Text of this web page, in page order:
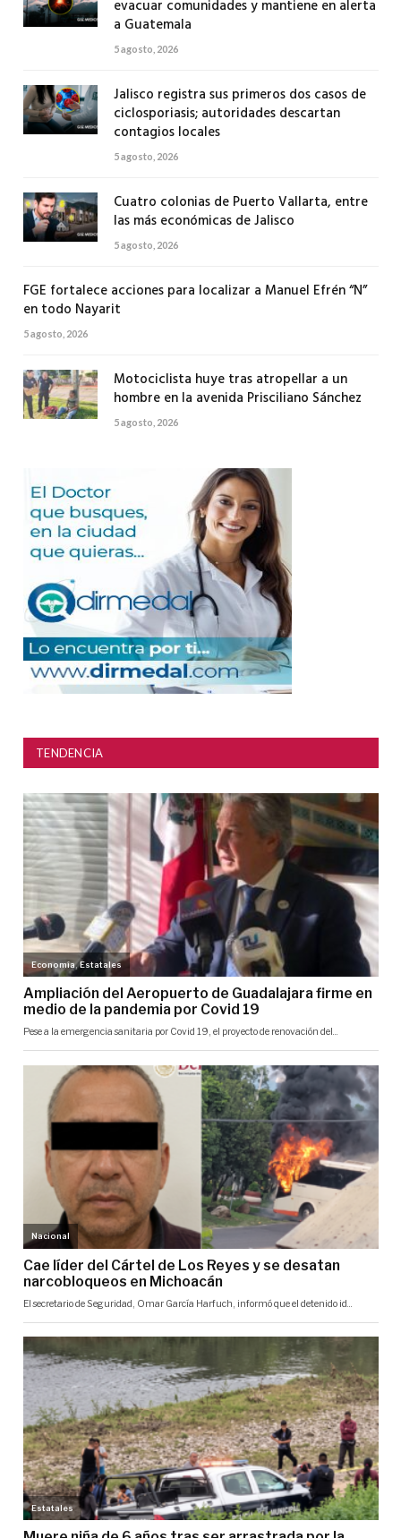
evacuar comunidades y mantiene en alerta
a Guatemala
5 agosto, 2026
Jalisco registra sus primeros dos casos de
ciclosporiasis; autoridades descartan
contagios locales
5 agosto, 2026
Cuatro colonias de Puerto Vallarta, entre
las más económicas de Jalisco
5 agosto, 2026
FGE fortalece acciones para localizar a Manuel Efrén “N”
en todo Nayarit
5 agosto, 2026
Motociclista huye tras atropellar a un
hombre en la avenida Prisciliano Sánchez
5 agosto, 2026
TENDENCIA